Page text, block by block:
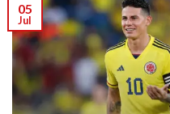
05
Jul